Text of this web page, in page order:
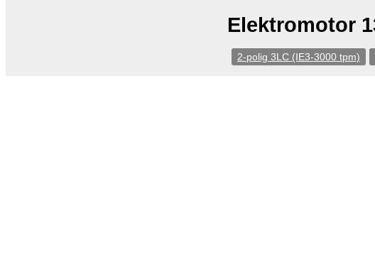
Elektromotor
2-polig 3LC (IE3-3000 tpm)